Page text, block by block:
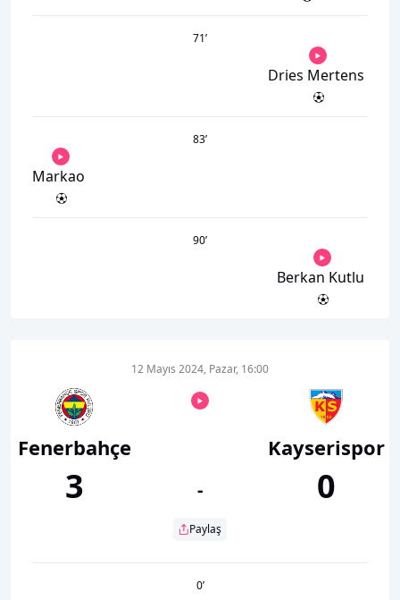
71’
Dries Mertens
83’
Markao
90’
Berkan Kutlu
Fenerbahçe
3
12 Mayıs 2024, Pazar, 16:00
-
Paylaş
Kayserispor
0
0’